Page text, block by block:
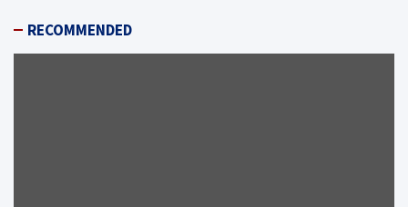
RECOMMENDED